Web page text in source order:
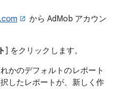
から AdMob アカウン
] をクリックします。
かのデフォルトのレポート
したレポートが、新しく作